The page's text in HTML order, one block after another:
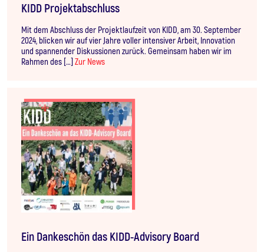
KIDD Projektabschluss
Mit dem Abschluss der Projektlaufzeit von KIDD, am 30. September
2024, blicken wir auf vier Jahre voller intensiver Arbeit, Innovation
und spannender Diskussionen zurück. Gemeinsam haben wir im
Rahmen des […]Zur News
Ein Dankeschön das KIDD-Advisory Board